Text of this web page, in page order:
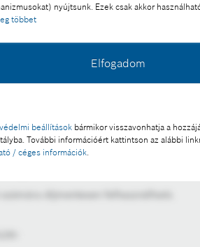
nyújtsunk. Ezek csak akkor
többet
Elfogadom
beállítások bármikor visszavonhatja a
További információért kattintson az alábbi
/ céges információk.
díjmentesen felhasználható.